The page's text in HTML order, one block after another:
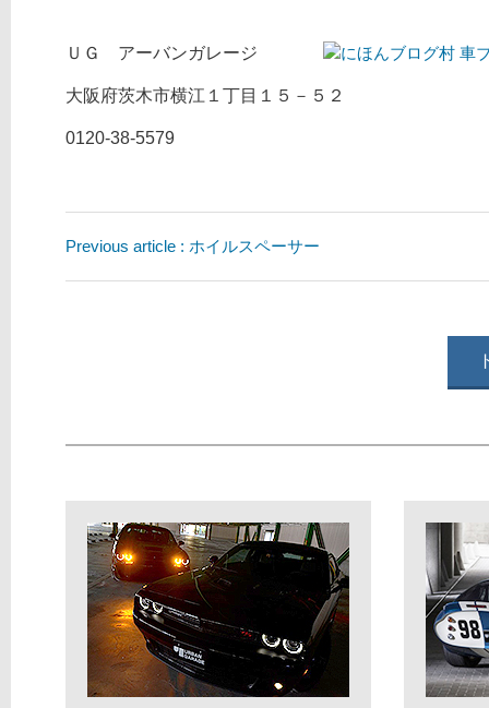
ＵＧ アーバンガレージ
大阪府茨木市横江１丁目１５－５２
0120-38-5579
Previous article : ホイルスペーサー